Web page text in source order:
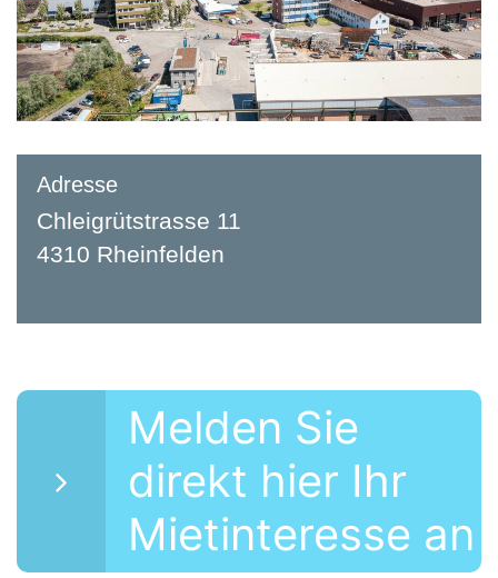
Adresse
Chleigrütstrasse 11
4310 Rheinfelden
Melden Sie
direkt hier Ihr
Mietinteresse an